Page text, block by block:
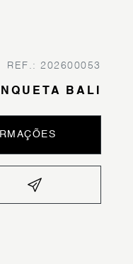
REF.: 202600053
BALI